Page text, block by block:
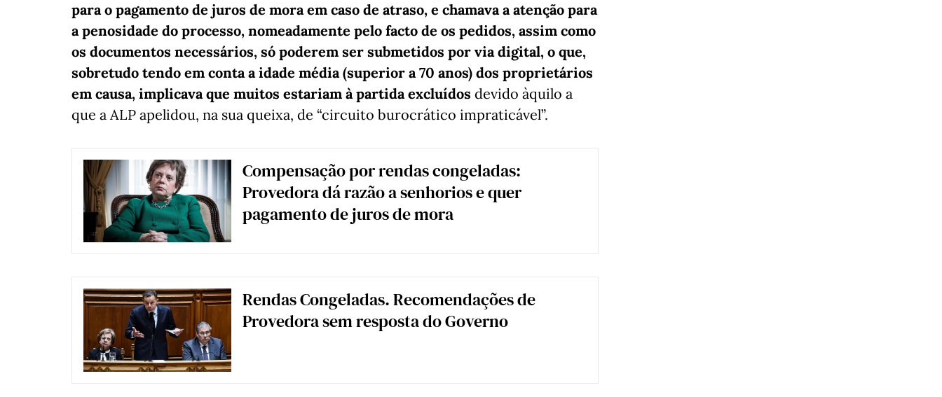
para o pagamento de juros de mora em caso de atraso, e chamava a atenção para
a penosidade do processo, nomeadamente pelo facto de os pedidos, assim como
os documentos necessários, só poderem ser submetidos por via digital, o que,
sobretudo tendo em conta a idade média (superior a 70 anos) dos proprietários
em causa, implicava que muitos estariam à partida excluídos devido àquilo a
que a ALP apelidou, na sua queixa, de “circuito burocrático impraticável”.
Compensação por rendas congeladas:
Provedora dá razão a senhorios e quer
pagamento de juros de mora
Rendas Congeladas. Recomendações de
Provedora sem resposta do Governo